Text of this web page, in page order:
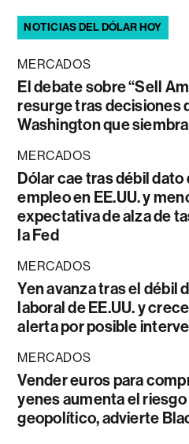
NOTICIAS DEL DÓLAR HOY
MERCADOS
El debate sobre “Sell
resurge tras decisiones
Washington que
MERCADOS
Dólar cae tras débil dato
empleo en EE.UU. y
expectativa de alza de
la Fed
MERCADOS
Yen avanza tras el débil
laboral de EE.UU. y
alerta por posible
MERCADOS
Vender euros para
yenes aumenta el riesgo
geopolítico, advierte